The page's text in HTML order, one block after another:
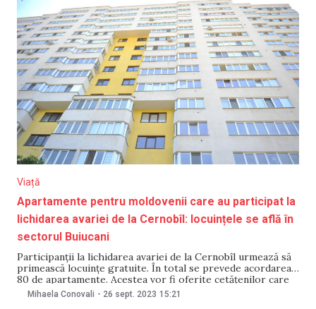
Viață
Apartamente pentru moldovenii care au participat la
lichidarea avariei de la Cernobîl: locuințele se află în
sectorul Buiucani
Participanții la lichidarea avariei de la Cernobîl urmează să
primească locuințe gratuite. În total se prevede acordarea a
80 de apartamente. Acestea vor fi oferite cetățenilor care
nu au beneficiat, până în prezent, de susţinerea statului la
procurarea sau construcţia unei locuințe. Un proiect în
Mihaela Conovali - 26 sept. 2023 15:21